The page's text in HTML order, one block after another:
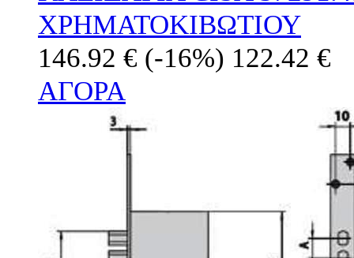
ΧΡΗΜΑΤΟΚΙΒΩΤΙΟΥ
146.92 € (-16%) 122.42 €
ΑΓΟΡΑ